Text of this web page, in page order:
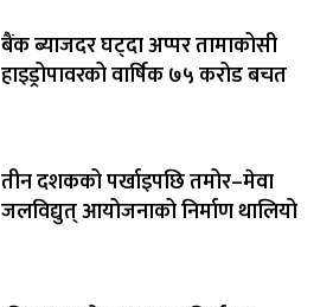
बैंक ब्याजदर घट्दा अप्पर तामाकोसी
हाइड्रोपावरको वार्षिक ७५ करोड बचत
तीन दशकको पर्खाइपछि तमोर–मेवा
जलविद्युत् आयोजनाको निर्माण थालियो